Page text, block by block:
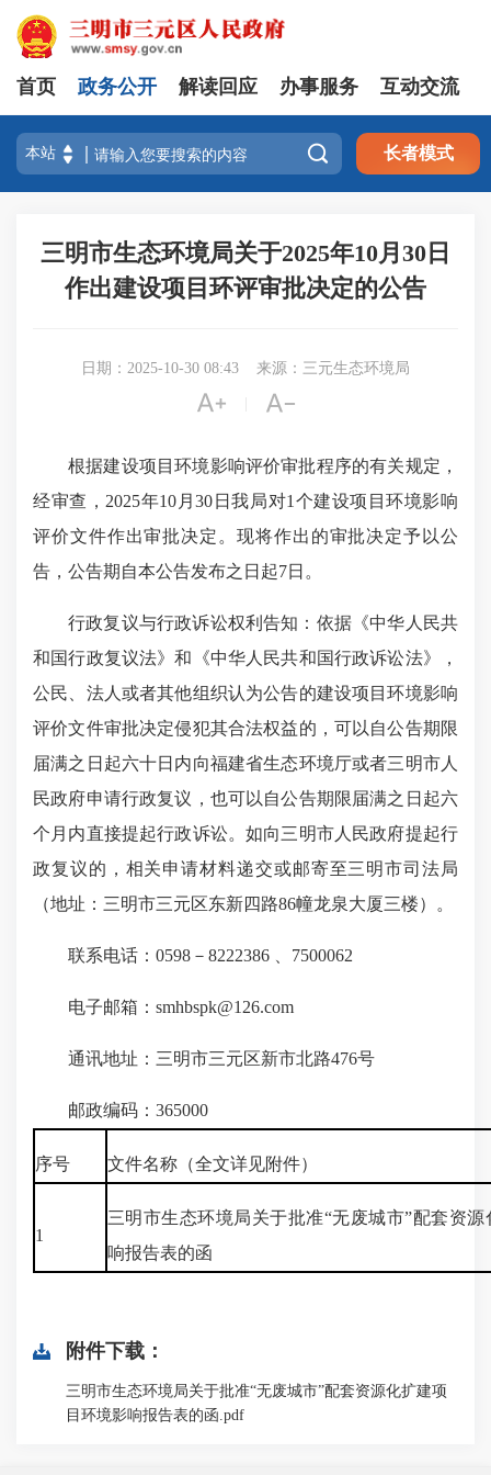
首页 政务公开 解读回应 办事服务 互动交流
 长者模式
三明市生态环境局关于2025年10月30日
作出建设项目环评审批决定的公告
日期：2025-10-30 08:43 来源：三元生态环境局
 
根据建设项目环境影响评价审批程序的有关规定，
经审查，2025年10月30日我局对1个建设项目环境影响
评价文件作出审批决定。现将作出的审批决定予以公
告，公告期自本公告发布之日起7日。
行政复议与行政诉讼权利告知：依据《中华人民共
和国行政复议法》和《中华人民共和国行政诉讼法》，
公民、法人或者其他组织认为公告的建设项目环境影响
评价文件审批决定侵犯其合法权益的，可以自公告期限
届满之日起六十日内向福建省生态环境厅或者三明市人
民政府申请行政复议，也可以自公告期限届满之日起六
个月内直接提起行政诉讼。如向三明市人民政府提起行
政复议的，相关申请材料递交或邮寄至三明市司法局
（地址：三明市三元区东新四路86幢龙泉大厦三楼）。
联系电话：0598－8222386 、7500062
电子邮箱：smhbspk@126.com
通讯地址：三明市三元区新市北路476号
邮政编码：365000
序号 文件名称（全文详见附件）
1
三明市生态环境局关于批准“无废城市”配套资
响报告表的函
附件下载：
三明市生态环境局关于批准“无废城市”配套资源化扩建项
目环境影响报告表的函.pdf